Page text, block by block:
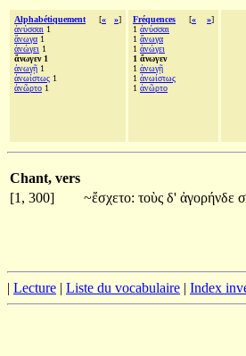
Alphabétiquement [« »]
ἀνύσσαι 1
ἄνωγα 1
ἀνώγει 1
ἄνωγεν 1
ἀνωγῇ 1
ἀνωίστως 1
ἀνῶρτο 1
Fréquences [« »]
1 ἀνύσσαι
1 ἄνωγα
1 ἀνώγει
1 ἄνωγεν
1 ἀνωγῇ
1 ἀνωίστως
1 ἀνῶρτο
Chant, vers
[1, 300]
~ἔσχετο: τοὺς δ' ἀγορήνδε
| Lecture | Liste du vocabulaire | Index